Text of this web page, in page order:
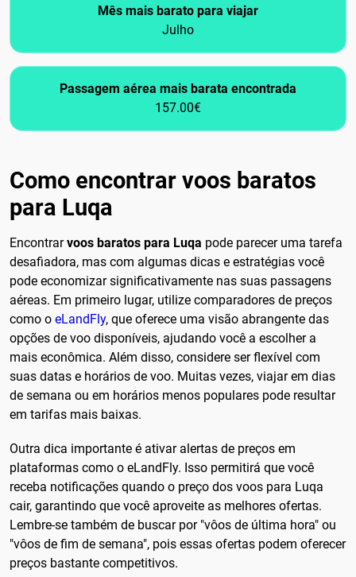
Mês mais barato para viajar
Julho
Passagem aérea mais barata encontrada
157.00€
Como encontrar voos baratos
para Luqa
Encontrarvoos baratos para Luqa pode parecer uma tarefa
desafiadora, mas com algumas dicas e estratégias você
pode economizar significativamente nas suas passagens
aéreas. Em primeiro lugar, utilize comparadores de preços
como o eLandFly, que oferece uma visão abrangente das
opções de voo disponíveis, ajudando você a escolher a
mais econômica. Além disso, considere ser flexível com
suas datas e horários de voo. Muitas vezes, viajar em dias
de semana ou em horários menos populares pode resultar
em tarifas mais baixas.
Outra dica importante é ativar alertas de preços em
plataformas como o eLandFly. Isso permitirá que você
receba notificações quando o preço dos voos para Luqa
cair, garantindo que você aproveite as melhores ofertas.
Lembre-se também de buscar por "vôos de última hora" ou
"vôos de fim de semana", pois essas ofertas podem oferecer
preços bastante competitivos.